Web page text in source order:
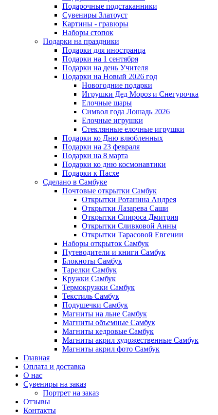
Подарочные подстаканники
Сувениры Златоуст
Картины - гравюры
Наборы стопок
Подарки на праздники
Подарки для иностранца
Подарки на 1 сентября
Подарки на день Учителя
Подарки на Новый 2026 год
Новогодние подарки
Игрушки Дед Мороз и Снегурочка
Елочные шары
Символ года Лошадь 2026
Елочные игрушки
Стеклянные елочные игрушки
Подарки ко Дню влюбленных
Подарки на 23 февраля
Подарки на 8 марта
Подарки ко дню космонавтики
Подарки к Пасхе
Сделано в Самбуке
Почтовые открытки Самбук
Открытки Ротанина Андрея
Открытки Лазарева Саши
Открытки Спироса Дмитрия
Открытки Сливковой Анны
Открытки Тарасовой Евгении
Наборы открыток Самбук
Путеводители и книги Самбук
Блокноты Самбук
Тарелки Самбук
Кружки Самбук
Термокружки Самбук
Текстиль Самбук
Подушечки Самбук
Магниты на льне Самбук
Магниты объемные Самбук
Магниты кедровые Самбук
Магниты акрил художественные Самбук
Магниты акрил фото Самбук
Главная
Оплата и доставка
О нас
Сувениры на заказ
Портрет на заказ
Отзывы
Контакты